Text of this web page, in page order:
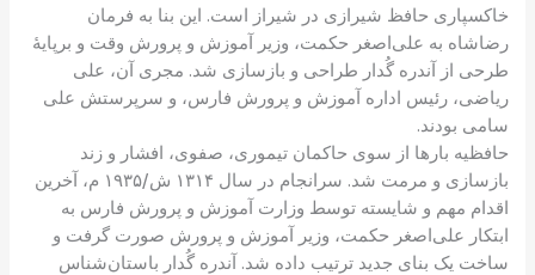
خاکسپاری حافظ شیرازی در شیراز است. این بنا به فرمان
رضاشاه به علی‌اصغر حکمت، وزیر آموزش و پرورش وقت و برپایهٔ
طرحی از آندره گُدار طراحی و بازسازی شد. مجری آن، علی
ریاضی، رئیس اداره آموزش و پرورش فارس، و سرپرستش علی
سامی بودند.
حافظیه بارها از سوی حاکمان تیموری، صفوی، افشار و زند
بازسازی و مرمت شد. سرانجام در سال ۱۳۱۴ ش/۱۹۳۵ م، آخرین
اقدام مهم و شایسته توسط وزارت آموزش و پرورش فارس به
ابتکار علی‌اصغر حکمت، وزیر آموزش و پرورش صورت گرفت و
ساخت یک بنای جدید ترتیب داده شد. آندره گُدار باستان‌شناس